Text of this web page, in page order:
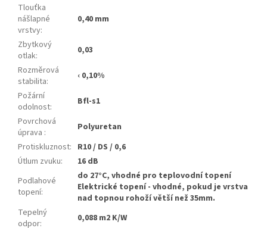
Tlouťka
nášlapné
vrstvy:
0,40 mm
Zbytkový
otlak:
0,03
Rozměrová
stabilita:
‹ 0,10%
Požární
odolnost:
Bfl-s1
Povrchová
úprava :
Polyuretan
Protiskluznost: R10 / DS / 0,6
Útlum zvuku:
16 dB
Podlahové
topení:
do 27°C, vhodné pro teplovodní topení
Elektrické topení - vhodné, pokud je vrstva
nad topnou rohoží větší než 35mm.
Tepelný
odpor:
0,088 m2 K/W